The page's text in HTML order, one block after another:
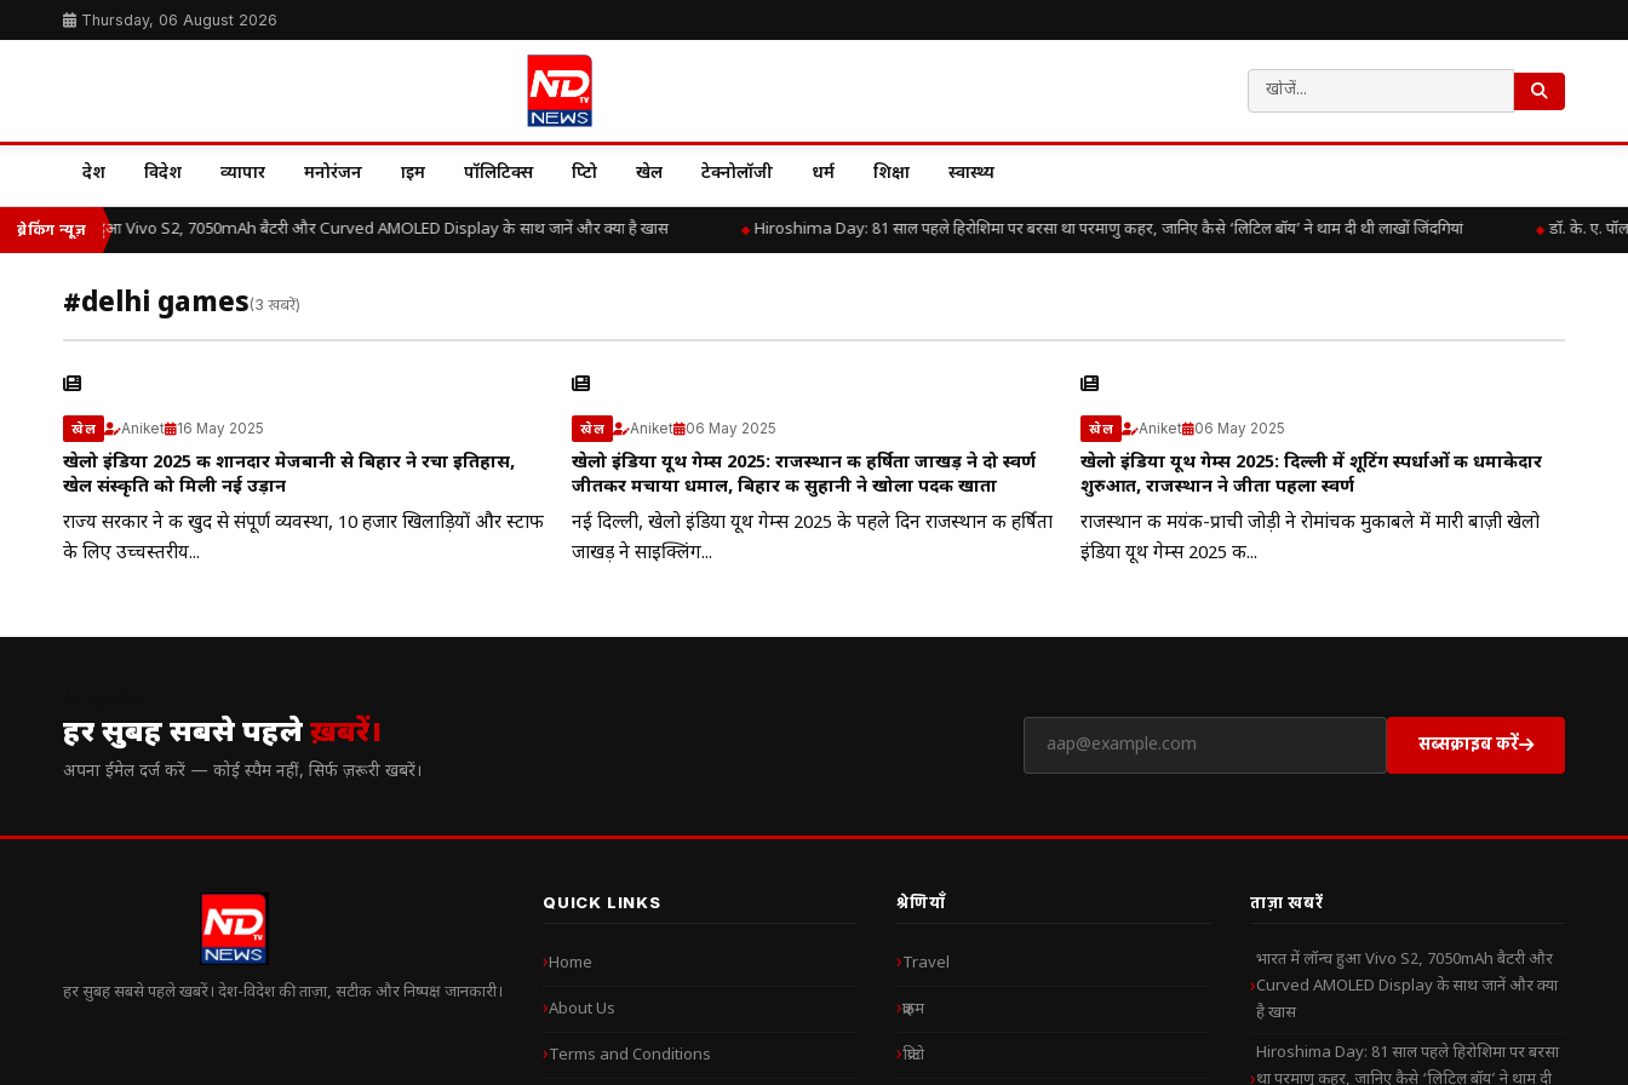
Thursday, 06 August 2026
देश विदेश व्यापार मनोरंजन क्राइम पॉलिटिक्स क्रिप्टो खेल टेक्नोलॉजी धर्म शिक्षा स्वास्थ्य
ब्रेकिंग न्यूज़
भारत में लॉन्च हुआ Vivo S2, 7050mAh बैटरी और Curved AMOLED Display के साथ जानें और क्या है खास Hiroshima Day: 81 साल पहले हिरोशिमा पर बरसा था परमाणु कहर, जानिए कैसे ‘लिटिल बॉय’ ने थाम दी थी लाखों जिंदगियां डॉ. के. ए.
#delhi games(3 खबरें)
खेल Aniket 16 May 2025
खेलो इंडिया 2025 की शानदार मेजबानी से बिहार ने रचा इतिहास,
खेल संस्कृति को मिली नई उड़ान
राज्य सरकार ने की खुद से संपूर्ण व्यवस्था, 10 हजार खिलाड़ियों और स्टाफ
के लिए उच्चस्तरीय...
खेल Aniket 06 May 2025
खेलो इंडिया यूथ गेम्स 2025: राजस्थान की हर्षिता जाखड़ ने दो स्वर्ण
जीतकर मचाया धमाल, बिहार की सुहानी ने खोला पदक खाता
नई दिल्ली, खेलो इंडिया यूथ गेम्स 2025 के पहले दिन राजस्थान की हर्षिता
जाखड़ ने साइक्लिंग...
खेल Aniket 06 May 2025
खेलो इंडिया यूथ गेम्स 2025: दिल्ली में शूटिंग स्पर्धाओं की धमाकेदार
शुरुआत, राजस्थान ने जीता पहला स्वर्ण
राजस्थान की मयंक-प्राची जोड़ी ने रोमांचक मुकाबले में मारी बाज़ी खेलो
इंडिया यूथ गेम्स 2025 की...
हर सुबह सबसे पहलेख़बरें।
अपना ईमेल दर्ज करें — कोई स्पैम नहीं, सिर्फ ज़रूरी खबरें।
सब्सक्राइब करें
हर सुबह सबसे पहले खबरें। देश-विदेश की ताज़ा, सटीक और निष्पक्ष जानकारी।
QUICK LINKS
Home
About Us
Terms and Conditions
श्रेणियाँ
Travel
क्राइम
क्रिप्टो
ताज़ा खबरें
भारत में लॉन्च हुआ Vivo S2, 7050mAh बैटरी और
Curved AMOLED Display के साथ जानें और क्या
है खास
Hiroshima Day: 81 साल पहले हिरोशिमा पर बरसा
था परमाणु कहर, जानिए कैसे ‘लिटिल बॉय’ ने थाम दी